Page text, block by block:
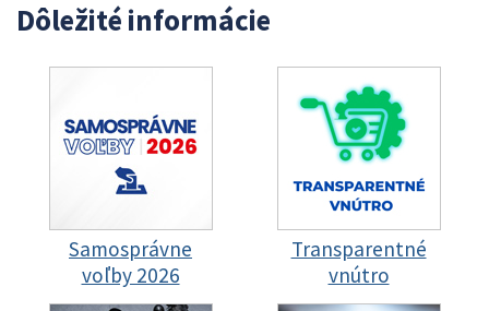
Dôležité informácie
Samosprávne
voľby 2026
Transparentné
vnútro